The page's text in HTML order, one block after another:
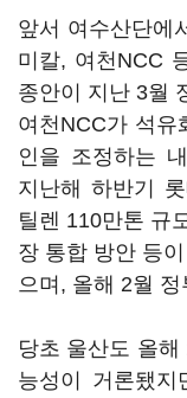
앞서 여수산단에
미칼, 여천NCC
종안이 지난 3월
여천NCC가 석
인을 조정하는
지난해 하반기
틸렌 110만톤 규
장 통합 방안 등
으며, 올해 2월
당초 울산도 올
능성이 거론됐지